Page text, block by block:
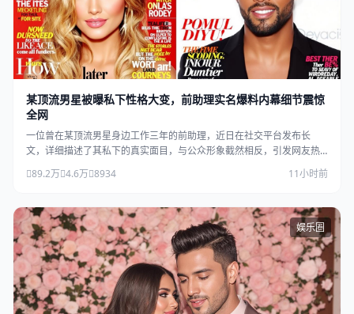
某顶流男星被曝私下性格大变，前助理实名爆料内幕细节震惊
全网
一位曾在某顶流男星身边工作三年的前助理，近日在社交平台发布长
文，详细描述了其私下的真实面目，与公众形象截然相反，引发网友热
89.2万 4.6万 8934 11小时前
娱乐圈